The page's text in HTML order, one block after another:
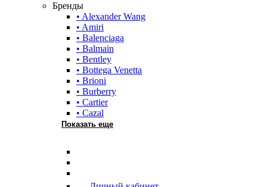
Бренды
• Alexander Wang
• Amiri
• Balenciaga
• Balmain
• Bentley
• Bottega Venetta
• Brioni
• Burberry
• Cartier
• Cazal
Показать еще